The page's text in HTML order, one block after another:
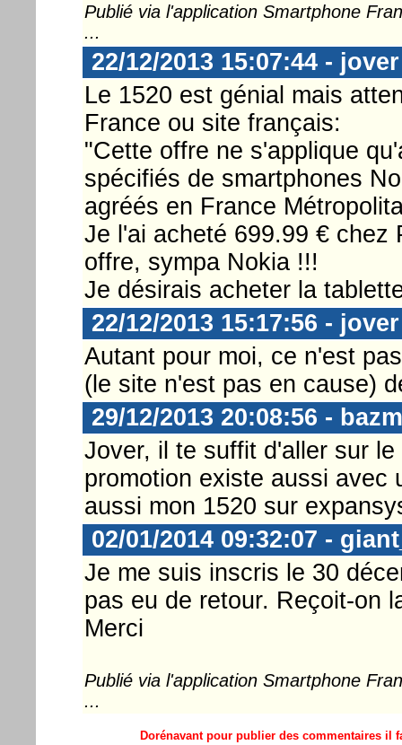
Publié via l'application Smartphone
...
22/12/2013 15:07:44 - jover
Le 1520 est génial mais
France ou site français:
"Cette offre ne s'applique
spécifiés de smartphones
agréés en France
Je l'ai acheté 699.99 € chez
offre, sympa Nokia !!!
Je désirais acheter la
22/12/2013 15:17:56 - jover
Autant pour moi, ce n'est
(le site n'est pas en cause)
29/12/2013 20:08:56 -
Jover, il te suffit d'aller sur
promotion existe aussi avec
aussi mon 1520 sur
02/01/2014 09:32:07 -
Je me suis inscris le 30
pas eu de retour. Reçoit-on
Merci
Publié via l'application Smartphone
...
Dorénavant pour publier des commentaires il